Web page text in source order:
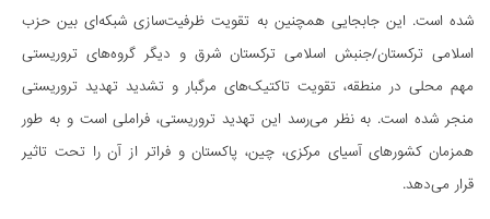
شده است. این جابجایی همچنین به تقویت ظرفیت‌­سازی شبکه­‌ای بین حزب
اسلامی ترکستان/جنبش اسلامی ترکستان شرق و دیگر گروه­‌های تروریستی
مهم محلی در منطقه، تقویت تاکتیک­‌های مرگبار و تشدید تهدید تروریستی
منجر شده است. به نظر می­‌رسد این تهدید تروریستی، فراملی است و به طور
همزمان کشورهای آسیای مرکزی، چین، پاکستان و فراتر از آن را تحت تاثیر
قرار می‌دهد.